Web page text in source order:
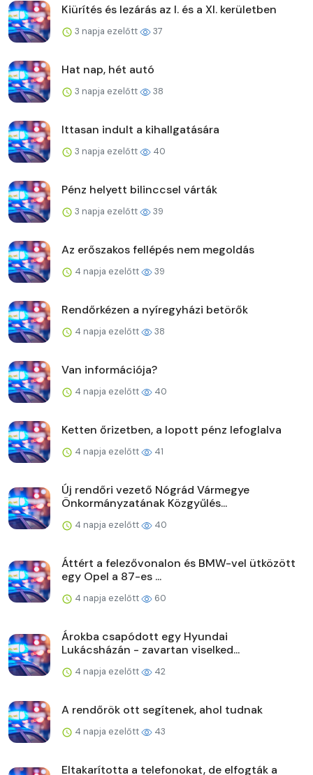
Kiürítés és lezárás az I. és a XI. kerületben
3 napja ezelőtt 37
Hat nap, hét autó
3 napja ezelőtt 38
Ittasan indult a kihallgatására
3 napja ezelőtt 40
Pénz helyett bilinccsel várták
3 napja ezelőtt 39
Az erőszakos fellépés nem megoldás
4 napja ezelőtt 39
Rendőrkézen a nyíregyházi betörők
4 napja ezelőtt 38
Van információja?
4 napja ezelőtt 40
Ketten őrizetben, a lopott pénz lefoglalva
4 napja ezelőtt 41
Új rendőri vezető Nógrád Vármegye
Önkormányzatának Közgyűlés...
4 napja ezelőtt 40
Áttért a felezővonalon és BMW-vel ütközött
egy Opel a 87-es ...
4 napja ezelőtt 60
Árokba csapódott egy Hyundai
Lukácsházán - zavartan viselked...
4 napja ezelőtt 42
A rendőrök ott segítenek, ahol tudnak
4 napja ezelőtt 43
Eltakarította a telefonokat, de elfogták a